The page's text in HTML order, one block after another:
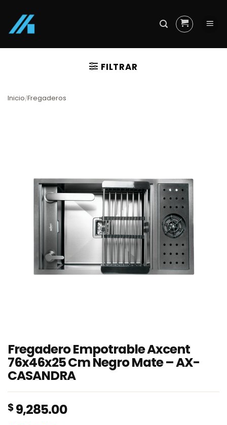
content
FILTRAR
Inicio/Fregaderos
Fregadero Empotrable Axcent
76x46x25 Cm Negro Mate – AX-
CASANDRA
$9,285.00